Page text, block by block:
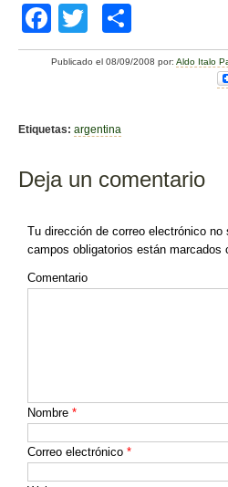
F
a
b
o
k
wi o
Publicado el08/09/2008 por:Aldo Italo
Etiquetas: argentina
Deja un comentario
Tu dirección de correo electrónico no
campos obligatorios están marcados
Comentario
Nombre *
Correo electrónico *